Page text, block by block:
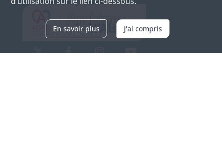
En savoir plus J'ai compris